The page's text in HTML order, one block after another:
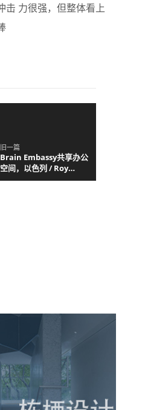
击 力很强，但整体看上
旧一篇
Brain Embassy共享办公
空间，以色列 / Roy
David Architecture